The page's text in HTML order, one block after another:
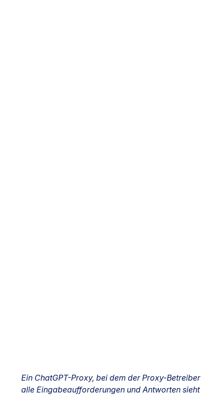
Ein ChatGPT-Proxy, bei dem der Proxy-Betreiber
alle Eingabeaufforderungen und Antworten sieht